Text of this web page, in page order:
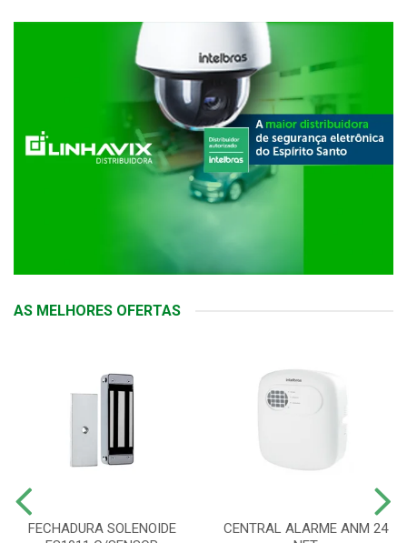
AS MELHORES OFERTAS
FECHADURA SOLENOIDE
CENTRAL ALARME ANM 24